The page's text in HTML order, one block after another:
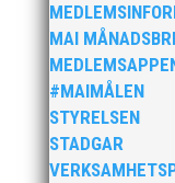
MAI
#MAIMÅLEN
STYRELSEN
STADGAR
Klubbchef –
Vill du vara med
utveckling i en
– MAI – söker en